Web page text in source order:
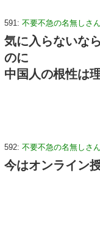
591: 不要不急の名無しさん
気に入らないな
のに
中国人の根性は
592: 不要不急の名無しさん
今はオンライン